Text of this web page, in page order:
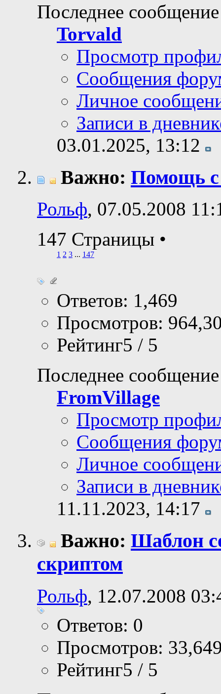
Последнее
Torvald
Просмотр
Сообщения
Личное
Записи в
03.01.2025, 13:12
Важно: Помощь с
Рольф, 07.05.2008
147 Страницы •
1 2 3 ... 147
Ответов: 1,469
Просмотров:
Рейтинг5 / 5
Последнее
FromVillage
Просмотр
Сообщения
Личное
Записи в
11.11.2023, 14:17
Важно: Шаблон
скриптом
Рольф, 12.07.2008
Ответов: 0
Просмотров:
Рейтинг5 / 5